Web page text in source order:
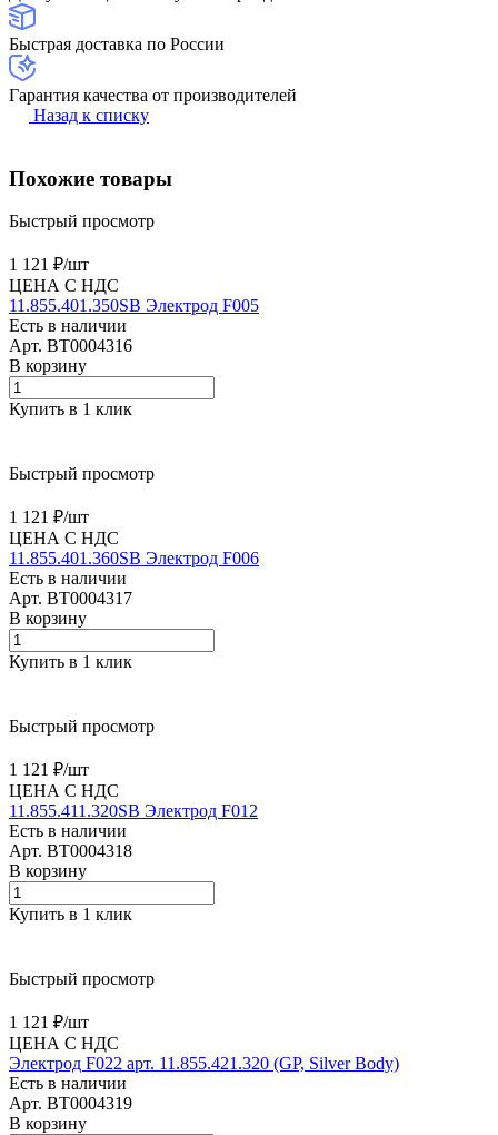
Быстрая доставка по России
Гарантия качества от производителей
Назад к списку
Похожие товары
Быстрый просмотр
1 121 ₽/шт
ЦЕНА С НДС
11.855.401.350SB Электрод F005
Есть в наличии
Арт. BT0004316
В корзину
Купить в 1 клик
Быстрый просмотр
1 121 ₽/шт
ЦЕНА С НДС
11.855.401.360SB Электрод F006
Есть в наличии
Арт. BT0004317
В корзину
Купить в 1 клик
Быстрый просмотр
1 121 ₽/шт
ЦЕНА С НДС
11.855.411.320SB Электрод F012
Есть в наличии
Арт. BT0004318
В корзину
Купить в 1 клик
Быстрый просмотр
1 121 ₽/шт
ЦЕНА С НДС
Электрод F022 арт. 11.855.421.320 (GP, Silver Body)
Есть в наличии
Арт. BT0004319
В корзину